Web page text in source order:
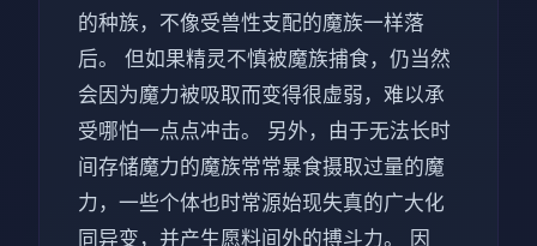
的种族，不像受兽性支配的魔族一样落
后。 但如果精灵不慎被魔族捕食，仍当然
会因为魔力被吸取而变得很虚弱，难以承
受哪怕一点点冲击。 另外，由于无法长时
间存储魔力的魔族常常暴食摄取过量的魔
力，一些个体也时常源始现失真的广大化
同异变，并产生愿料间外的搏斗力。 因